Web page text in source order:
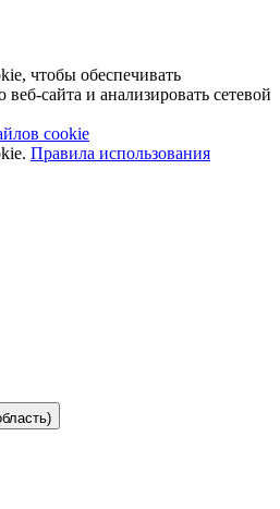
чтобы обеспечивать
сайта и анализировать сетевой
cookie
Правила использования